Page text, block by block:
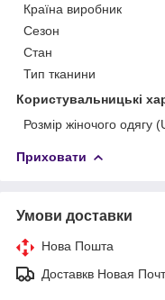
Країна виробник
Сезон
Стан
Тип тканини
Користувальницькі
Розмір жіночого одягу
Приховати
Умови доставки
Нова Пошта
Доставкв Новая